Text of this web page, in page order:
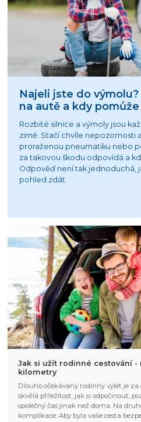
Najeli jste do
na autě a kdy
Rozbité silnice a výmoly jsou
zimě. Stačí chvíle nepozornosti
proraženou pneumatiku nebo
za takovou škodu odpovídá a
Odpověď není tak jednoduchá,
pohled zdát.
Jak si užít rodinné cestování -
kilometry
Dlouho očekávaný rodinný výlet je
skvělá příležitost, jak si odpočinout,
společný čas jinak než doma. Na
komplikace. Aby byla vaše cesta